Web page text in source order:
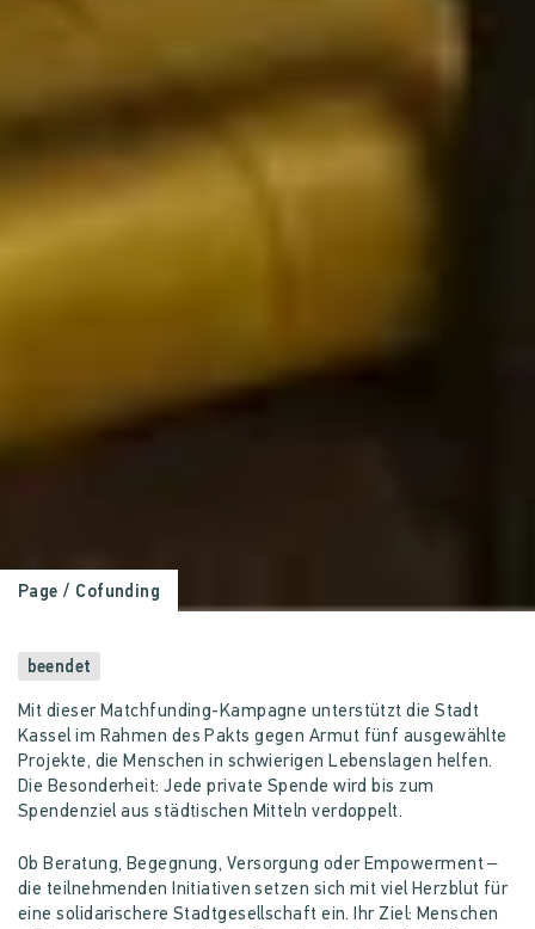
Page / Cofunding
beendet
Mit dieser Matchfunding-Kampagne unterstützt die Stadt
Kassel im Rahmen des Pakts gegen Armut fünf ausgewählte
Projekte, die Menschen in schwierigen Lebenslagen helfen.
Die Besonderheit: Jede private Spende wird bis zum
Spendenziel aus städtischen Mitteln verdoppelt.
Ob Beratung, Begegnung, Versorgung oder Empowerment –
die teilnehmenden Initiativen setzen sich mit viel Herzblut für
eine solidarischere Stadtgesellschaft ein. Ihr Ziel: Menschen